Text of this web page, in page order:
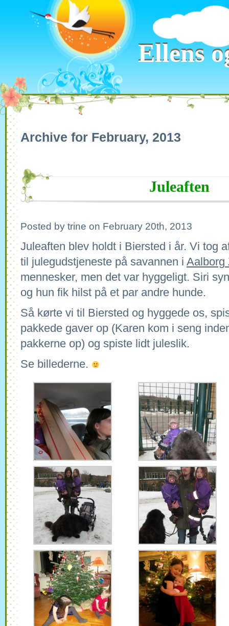
Ellens
Ellens
Archive for February, 2013
Juleaften
Posted by trine on February 20th, 2013
Juleaften blev holdt i Biersted i år. Vi tog
til julegudstjeneste på savannen i Aalborg
mennesker, men det var hyggeligt. Siri
og hun fik hilst på et par andre hunde.
Så kørte vi til Biersted og hyggede os,
pakkede gaver op (Karen kom i seng
pakkerne op) og spiste lidt juleslik.
Se billederne.